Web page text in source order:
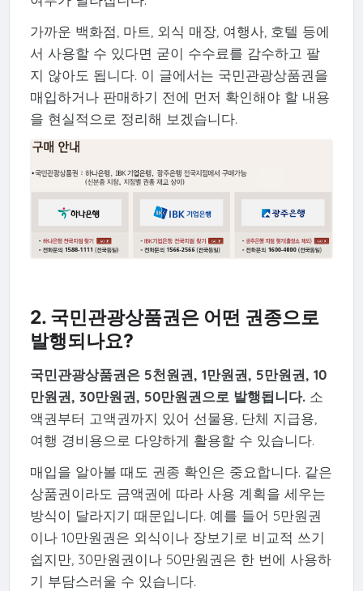
가까운 백화점, 마트, 외식 매장, 여행사, 호텔 등에
서 사용할 수 있다면 굳이 수수료를 감수하고 팔
지 않아도 됩니다. 이 글에서는 국민관광상품권을
매입하거나 판매하기 전에 먼저 확인해야 할 내용
을 현실적으로 정리해 보겠습니다.
2. 국민관광상품권은 어떤 권종으로
발행되나요?
국민관광상품권은 5천원권, 1만원권, 5만원권, 10
만원권, 30만원권, 50만원권으로 발행됩니다.소
액권부터 고액권까지 있어 선물용, 단체 지급용,
여행 경비용으로 다양하게 활용할 수 있습니다.
매입을 알아볼 때도 권종 확인은 중요합니다. 같은
상품권이라도 금액권에 따라 사용 계획을 세우는
방식이 달라지기 때문입니다. 예를 들어 5만원권
이나 10만원권은 외식이나 장보기로 비교적 쓰기
쉽지만, 30만원권이나 50만원권은 한 번에 사용하
기 부담스러울 수 있습니다.